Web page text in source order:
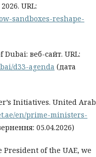
URL:
sandboxes-reshape-
веб-сайт. URL:
d33-agenda (дата
Initiatives. United Arab
en/prime-ministers-
05.04.2026)
of the UAE, we